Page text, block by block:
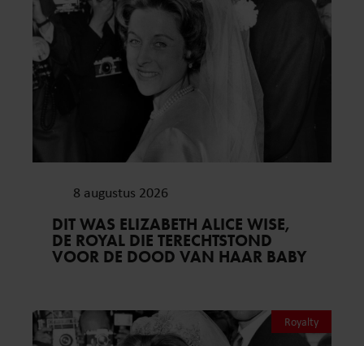
8 augustus 2026
DIT WAS ELIZABETH ALICE WISE,
DE ROYAL DIE TERECHTSTOND
VOOR DE DOOD VAN HAAR BABY
Royalty